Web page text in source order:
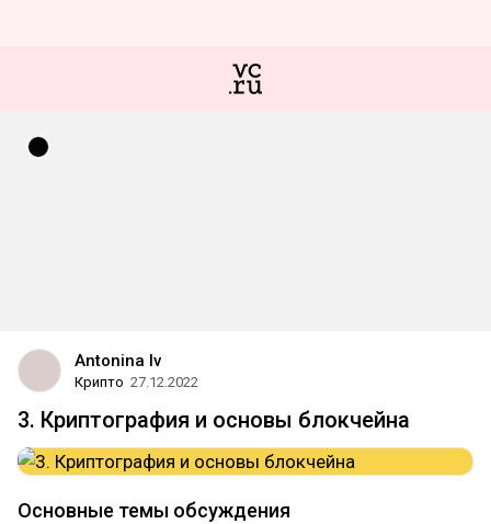
Antonina Iv
Крипто 27.12.2022
3. Криптография и основы блокчейна
Основные темы обсуждения